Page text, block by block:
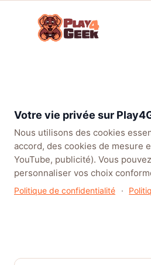
Votre vie privée sur
Nous utilisons des cookies
accord, des cookies de mesure
YouTube, publicité). Vous
personnaliser vos choix
Politique de confidentialité ·